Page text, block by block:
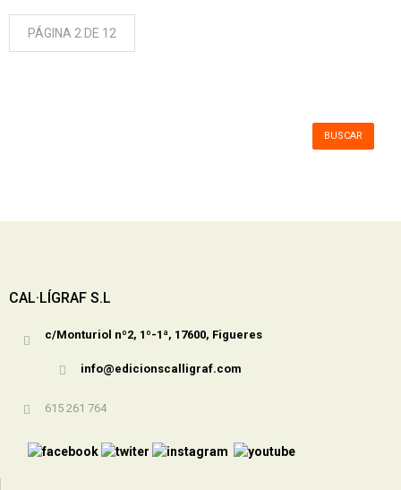
PÁGINA 2 DE 12
BUSCAR
CAL·LÍGRAF S.L
c/Monturiol nº2, 1º-1ª, 17600, Figueres
info@edicionscalligraf.com
615 261 764